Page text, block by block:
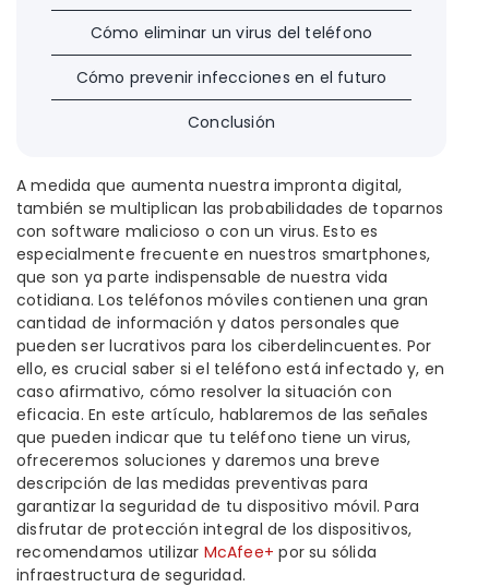
Cómo eliminar un virus del teléfono
Cómo prevenir infecciones en el futuro
Conclusión
A medida que aumenta nuestra impronta digital,
también se multiplican las probabilidades de toparnos
con software malicioso o con un virus. Esto es
especialmente frecuente en nuestros smartphones,
que son ya parte indispensable de nuestra vida
cotidiana. Los teléfonos móviles contienen una gran
cantidad de información y datos personales que
pueden ser lucrativos para los ciberdelincuentes. Por
ello, es crucial saber si el teléfono está infectado y, en
caso afirmativo, cómo resolver la situación con
eficacia. En este artículo, hablaremos de las señales
que pueden indicar que tu teléfono tiene un virus,
ofreceremos soluciones y daremos una breve
descripción de las medidas preventivas para
garantizar la seguridad de tu dispositivo móvil. Para
disfrutar de protección integral de los dispositivos,
recomendamos utilizar McAfee+ por su sólida
infraestructura de seguridad.